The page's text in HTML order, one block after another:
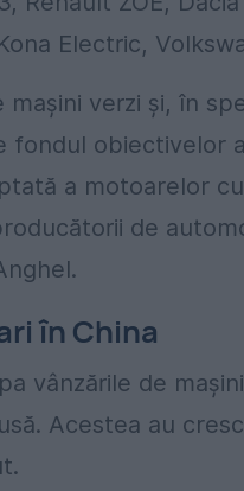
Electric,
mașini verzi și, în
fondul obiectivelor
a motoarelor
de
în China
vânzările de
Acestea au